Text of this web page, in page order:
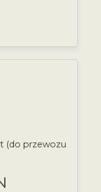
(do przewozu